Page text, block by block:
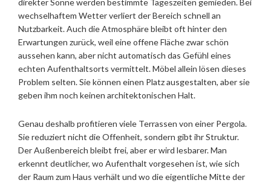
direkter Sonne werden bestimmte Tageszeiten gemieden. Bei
wechselhaftem Wetter verliert der Bereich schnell an
Nutzbarkeit. Auch die Atmosphäre bleibt oft hinter den
Erwartungen zurück, weil eine offene Fläche zwar schön
aussehen kann, aber nicht automatisch das Gefühl eines
echten Aufenthaltsorts vermittelt. Möbel allein lösen dieses
Problem selten. Sie können einen Platz ausgestalten, aber sie
geben ihm noch keinen architektonischen Halt.
Genau deshalb profitieren viele Terrassen von einer Pergola.
Sie reduziert nicht die Offenheit, sondern gibt ihr Struktur.
Der Außenbereich bleibt frei, aber er wird lesbarer. Man
erkennt deutlicher, wo Aufenthalt vorgesehen ist, wie sich
der Raum zum Haus verhält und wo die eigentliche Mitte der